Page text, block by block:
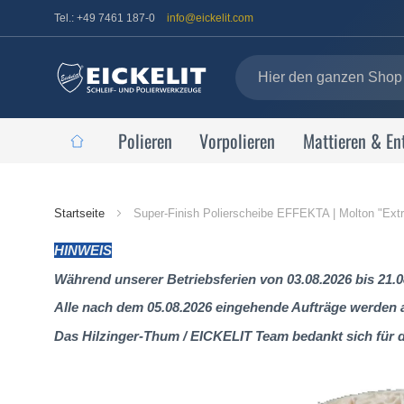
Tel.: +49 7461 187-0 info@eickelit.com
Polieren Vorpolieren Mattieren &
Startseite Super-Finish Polierscheibe EFFEKTA | Molton
HINWEIS
Während unserer Betriebsferien von 03.08.2026 bis
Alle nach dem 05.08.2026 eingehende Aufträge
Das Hilzinger-Thum / EICKELIT Team bedankt sich für